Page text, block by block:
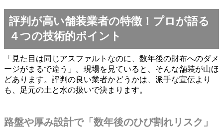
評判が高い舗装業者の特徴！プロが語る
４つの技術的ポイント
「見た目は同じアスファルトなのに、数年後の財布へのダメ
ージがまるで違う」。現場を見ていると、そんな舗装が山ほ
どあります。評判の良い業者かどうかは、派手な宣伝より
も、足元の土と水の扱いで決まります。
路盤や厚み設計で「数年後のひび割れリスク」